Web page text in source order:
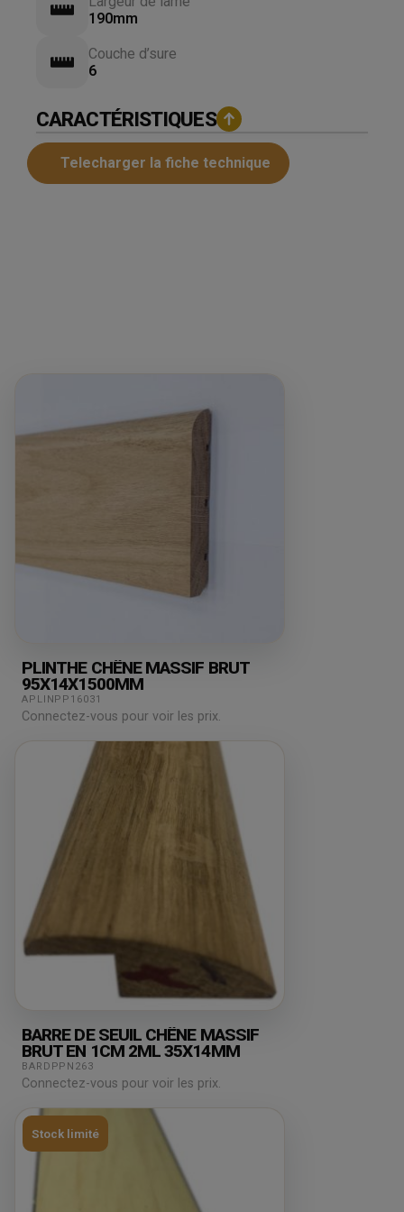
190mm
Couche d’sure
6
CARACTÉRISTIQUES
Telecharger la fiche technique
PLINTHE CHÊNE MASSIF BRUT
95X14X1500MM
APLINPP16031
Connectez-vous pour voir les prix.
BARRE DE SEUIL CHÊNE MASSIF
BRUT EN 1CM 2ML 35X14MM
BARDPPN263
Connectez-vous pour voir les prix.
Stock limité